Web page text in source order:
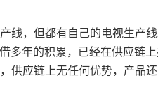
线，但都有自己的电视生产
多年的积累，已经在供应链
供应链上无任何优势，产品